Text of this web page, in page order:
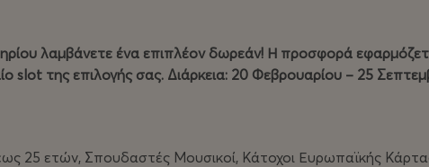
λαμβάνετε ένα επιπλέον δωρεάν! Η προσφορά
slot της επιλογής σας. Διάρκεια: 20 Φεβρουαρίου – 25
25 ετών, Σπουδαστές Μουσικοί, Κάτοχοι Ευρωπαϊκής